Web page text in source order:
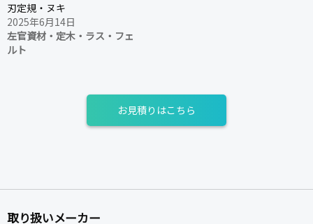
刃定規・ヌキ
2025年6月14日
左官資材・定木・ラス・フェ
ルト
お見積りはこちら
取り扱いメーカー